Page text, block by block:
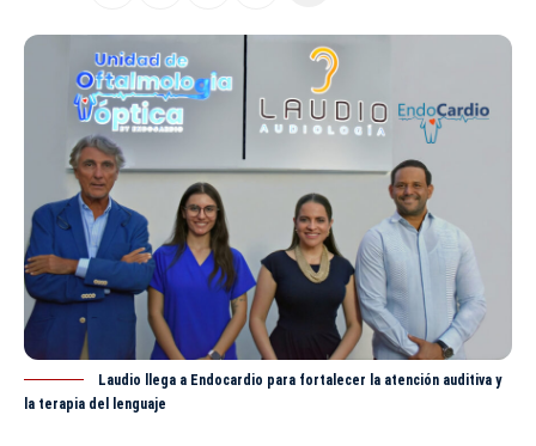
Laudio llega a Endocardio para fortalecer la atención auditiva y
la terapia del lenguaje